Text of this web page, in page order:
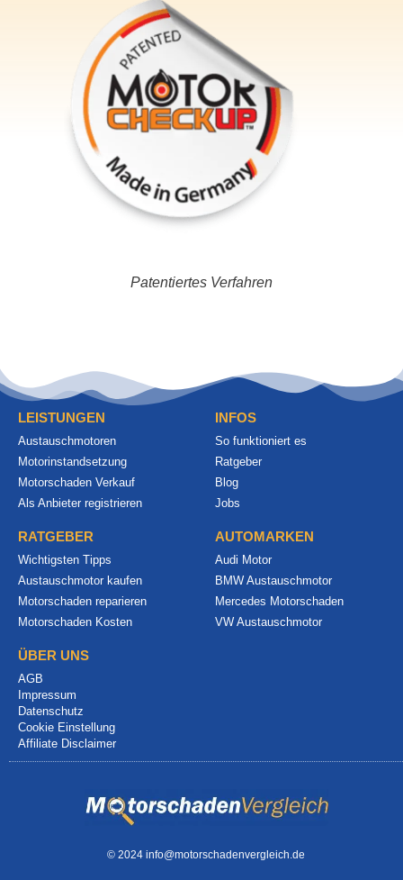
Patentiertes Verfahren
LEISTUNGEN
Austauschmotoren
Motorinstandsetzung
Motorschaden Verkauf
Als Anbieter registrieren
INFOS
So funktioniert es
Ratgeber
Blog
Jobs
RATGEBER
Wichtigsten Tipps
Austauschmotor kaufen
Motorschaden reparieren
Motorschaden Kosten
AUTOMARKEN
Audi Motor
BMW Austauschmotor
Mercedes Motorschaden
VW Austauschmotor
ÜBER UNS
AGB
Impressum
Datenschutz
Cookie Einstellung
Affiliate Disclaimer
© 2024 info@motorschadenvergleich.de